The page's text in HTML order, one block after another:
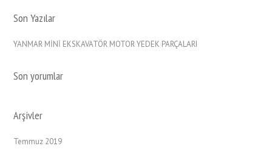
Son Yazılar
YANMAR MİNİ EKSKAVATÖR MOTOR YEDEK PARÇALARI
Son yorumlar
Arşivler
Temmuz 2019